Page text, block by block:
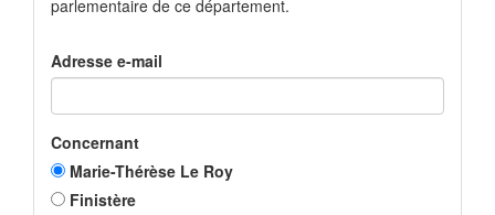
parlementaire de ce département.
Adresse e-mail
Concernant
Marie-Thérèse Le Roy
Finistère